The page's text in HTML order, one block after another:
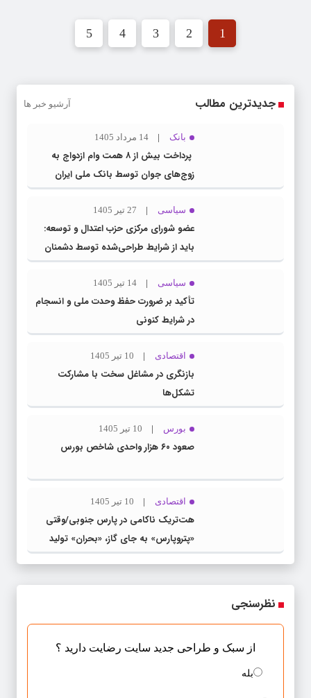
1
2
3
4
5
جدیدترین مطالب آرشیو خبر ها
بانک 14 مرداد 1405
پرداخت بیش از ۸ همت وام ازدواج به
زوج‌های جوان توسط بانک ملی ایران
سیاسی 27 تیر 1405
عضو شورای مرکزی حزب اعتدال و توسعه:
باید از شرایط طراحی‌شده توسط دشمنان
عبور کنیم
سیاسی 14 تیر 1405
تأکید بر ضرورت حفظ وحدت ملی و انسجام
در شرایط کنونی
اقتصادی 10 تیر 1405
بازنگری در مشاغل سخت با مشارکت
تشکل‌ها
بورس 10 تیر 1405
صعود ۶۰ هزار واحدی شاخص بورس
اقتصادی 10 تیر 1405
هت‌تریک ناکامی در پارس جنوبی/وقتی
«پتروپارس» به جای گاز، «بحران» تولید
می‌کند
نظرسنجی
از سبک و طراحی جدید سایت رضایت دارید ؟
بله